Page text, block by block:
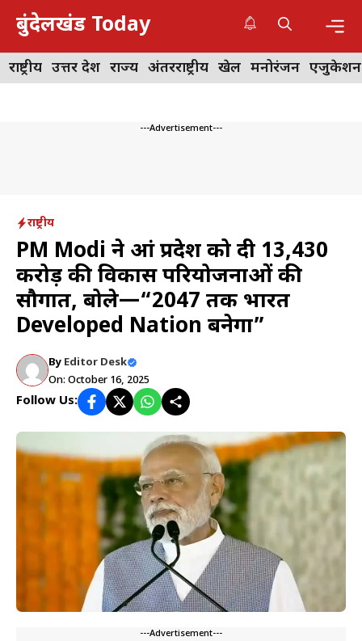
Skip
content
बुंदेलखंड Today
राष्ट्रीय उत्तर प्रदेश राज्य अंतरराष्ट्रीय खेल मनोरंजन एजुकेशन
---Advertisement---
राष्ट्रीय
PM Modi ने आंध्र प्रदेश को दी ₹13,430
करोड़ की विकास परियोजनाओं की
सौगात, बोले—“2047 तक भारत
Developed Nation बनेगा”
By Editor Desk
On: October 16, 2025
Follow Us:
---Advertisement---